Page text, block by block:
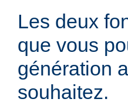
Les deux
que vous
génération
souhaitez.